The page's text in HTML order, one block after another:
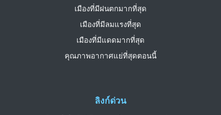
ลิงก์ด่วน
เมืองที่มีฝนตกมากที่สุด
เมืองที่มีลมแรงที่สุด
เมืองที่มีแดดมากที่สุด
คุณภาพอากาศแย่ที่สุดตอนนี้